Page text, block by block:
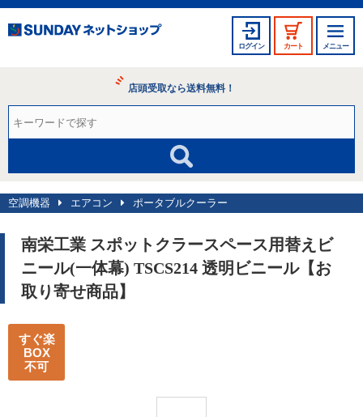
ログイン カート メニュー
店頭受取なら送料無料！
空調機器 エアコン ポータブルクーラー
南栄工業 スポットクラースペース用替えビ
ニール(一体幕) TSCS214 透明ビニール【お
取り寄せ商品】
すぐ楽
BOX
不可